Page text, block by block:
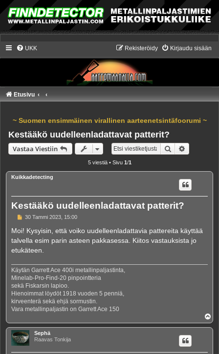
UKK Kirjaudu sisään
Rekisteröidy
Etusivu
~ Suomen ensimmäinen virallinen aarteenetsintäfoorumi ~
Kestääkö uudelleenladattavat patterit?
Vastaa Viestiin Etsi
5 viestiä • Sivu 1/1
Kuikkadetecting
Kestääkö uudelleenladattavat patterit?
V
e
t
i
30 Tammi 2023, 15:00
Moi! Kysyisin, että voiko uudelleenladattavia pattereita käyttää
talvella esim parin asteen pakkasessa. Kiitos vastauksista jo
etukäteen.
Käytän Garrett Ace 400i metallinpaljastinta,
Minelab-Pro-Find-20 pinpointteria
sekä Fiskarsin lapioo.
Hienoimmat löydöt 1918 vuoden 5 penniä,
kirveenterä sekä ehjä sormustin.
Vara metallinpaljastin on Garrett Ace 150
l
ö
Sephä
Raavas Tonkija